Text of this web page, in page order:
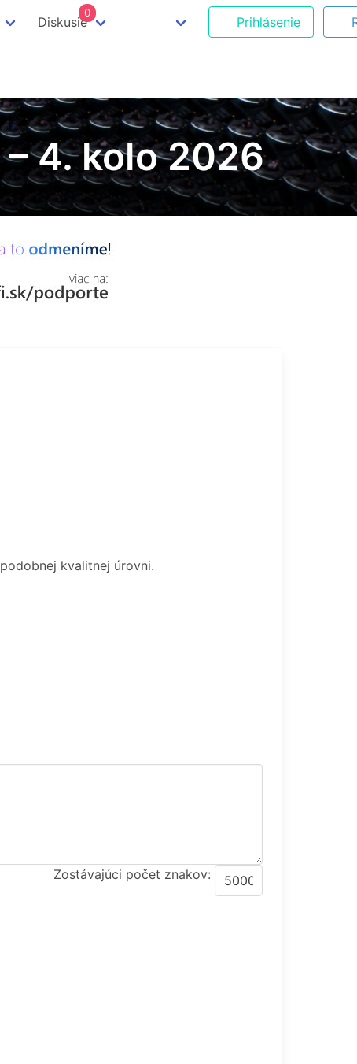
Diskusie
0
Prihlásenie
4. kolo 2026
kvalitnej úrovni.
Zostávajúci počet znakov: